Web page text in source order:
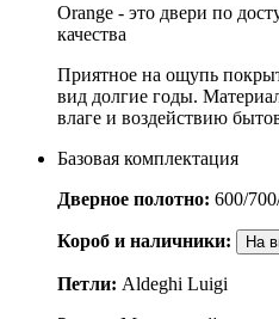
Orange - это двери по
качества
Приятное на ощупь
вид долгие годы.
влаге и воздействию
Базовая комплектация
Дверное полотно: 600/
Короб и наличники: На
Петли: Aldeghi Luigi